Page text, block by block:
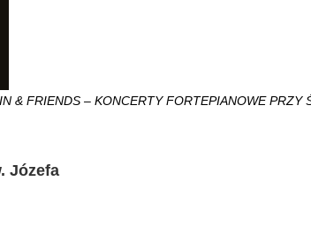
& FRIENDS – KONCERTY FORTEPIANOWE PRZY
Józefa